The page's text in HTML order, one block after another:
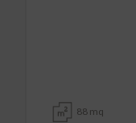
88 mq